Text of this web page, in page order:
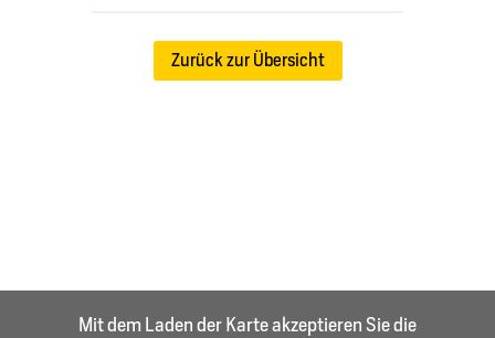
Zurück zur Übersicht
Mit dem Laden der Karte akzeptieren Sie die